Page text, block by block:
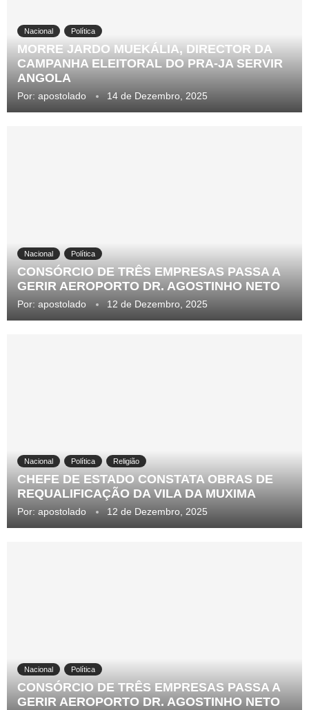
Nacional Política
MORRE JARDO MUEKÁLIA, DIRECTOR DA
CAMPANHA ELEITORAL DO PRA-JA SERVIR
ANGOLA
Por: apostolado 14 de Dezembro, 2025
Nacional Política
CONSÓRCIO DE TRÊS EMPRESAS PASSA A
GERIR AEROPORTO DR. AGOSTINHO NETO
Por: apostolado 12 de Dezembro, 2025
Nacional Política Religião
CHEFE DE ESTADO CONSTATA OBRAS DE
REQUALIFICAÇÃO DA VILA DA MUXIMA
Por: apostolado 12 de Dezembro, 2025
Nacional Política
CONSÓRCIO DE TRÊS EMPRESAS PASSA A
GERIR AEROPORTO DR. AGOSTINHO NETO